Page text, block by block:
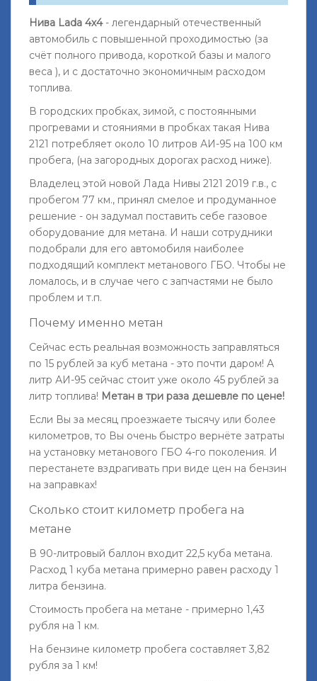
Нива Lada 4х4- легендарный отечественный
автомобиль с повышенной проходимостью (за
счёт полного привода, короткой базы и малого
веса ), и с достаточно экономичным расходом
топлива.
В городских пробках, зимой, с постоянными
прогревами и стояниями в пробках такая Нива
2121 потребляет около 10 литров АИ-95 на 100 км
пробега, (на загородных дорогах расход ниже).
Владелец этой новой Лада Нивы 2121 2019 г.в., с
пробегом 77 км., принял смелое и продуманное
решение - он задумал поставить себе газовое
оборудование для метана. И наши сотрудники
подобрали для его автомобиля наиболее
подходящий комплект метанового ГБО. Чтобы не
ломалось, и в случае чего с запчастями не было
проблем и т.п.
Почему именно метан
Сейчас есть реальная возможность заправляться
по 15 рублей за куб метана - это почти даром! А
литр АИ-95 сейчас стоит уже около 45 рублей за
литр топлива! Метан в три раза дешевле по цене!
Если Вы за месяц проезжаете тысячу или более
километров, то Вы очень быстро вернёте затраты
на установку метанового ГБО 4-го поколения. И
перестанете вздрагивать при виде цен на бензин
на заправках!
Сколько стоит километр пробега на
метане
В 90-литровый баллон входит 22,5 куба метана.
Расход 1 куба метана примерно равен расходу 1
литра бензина.
Стоимость пробега на метане - примерно 1,43
рубля на 1 км.
На бензине километр пробега составляет 3,82
рубля за 1 км!